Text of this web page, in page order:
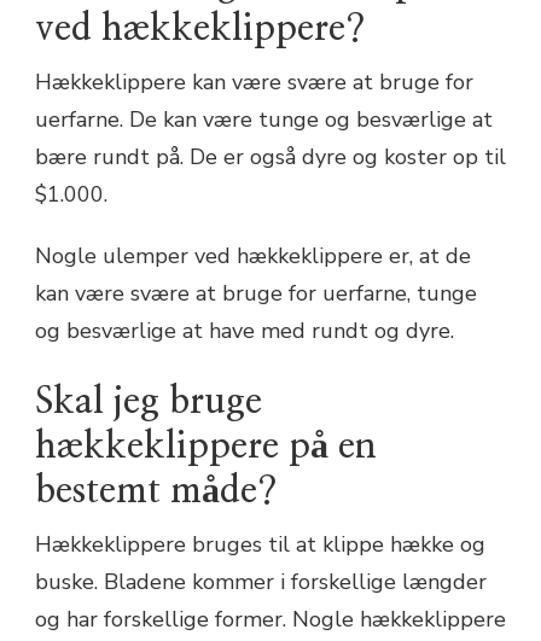
ved hækkeklippere?
Hækkeklippere kan være svære at bruge for
uerfarne. De kan være tunge og besværlige at
bære rundt på. De er også dyre og koster op til
$1.000.
Nogle ulemper ved hækkeklippere er, at de
kan være svære at bruge for uerfarne, tunge
og besværlige at have med rundt og dyre.
Skal jeg bruge
hækkeklippere på en
bestemt måde?
Hækkeklippere bruges til at klippe hække og
buske. Bladene kommer i forskellige længder
og har forskellige former. Nogle hækkeklippere